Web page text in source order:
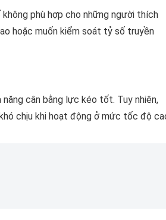
phù hợp cho những người thích
hoặc muốn kiểm soát tỷ số truyền
cân bằng lực kéo tốt. Tuy nhiên,
chịu khi hoạt động ở mức tốc độ